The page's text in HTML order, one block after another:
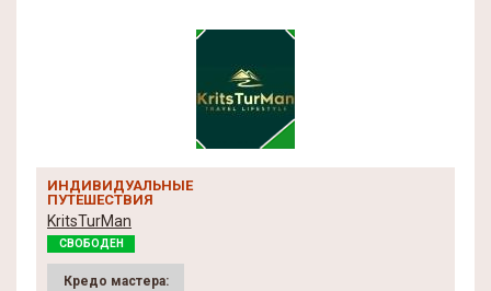
ИНДИВИДУАЛЬНЫЕ
ПУТЕШЕСТВИЯ
KritsTurMan
СВОБОДЕН
Кредо мастера: